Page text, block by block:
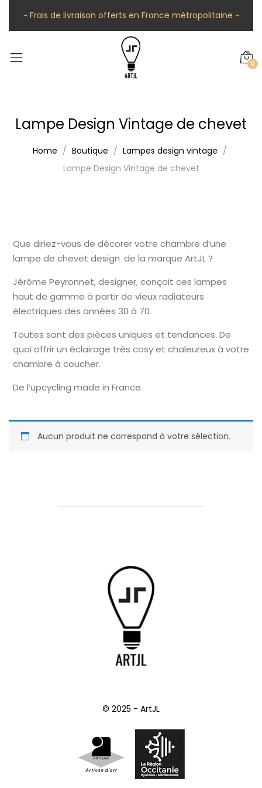
~ Frais de livraison offerts en France métropolitaine ~
0
Lampe Design Vintage de chevet
Home Boutique
Lampes design vintage
Lampe Design Vintage de chevet
Que diriez-vous de décorer votre chambre d’une
lampe de chevet design de la marque ArtJL ?
Jérôme Peyronnet, designer, conçoit ces lampes
haut de gamme à partir de vieux radiateurs
électriques des années 30 à 70.
Toutes sont des pièces uniques et tendances. De
quoi offrir un éclairage très cosy et chaleureux à votre
chambre à coucher.
De l’upcycling made in France.
Aucun produit ne correspond à votre sélection.
© 2025 - ArtJL